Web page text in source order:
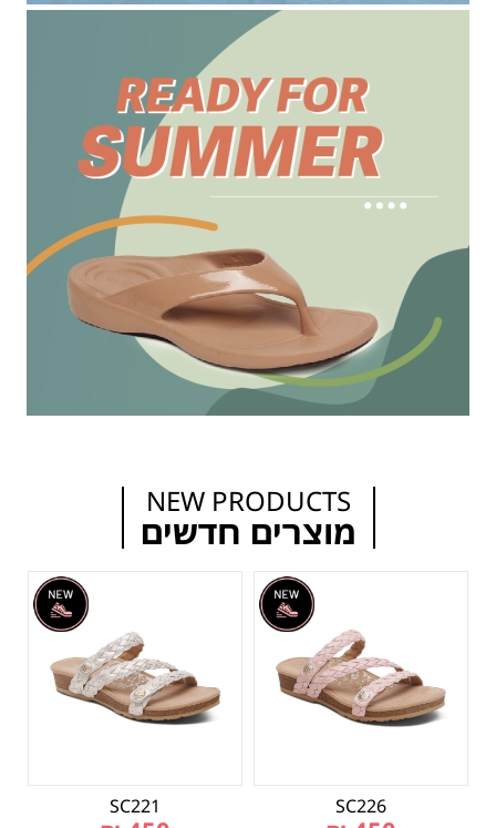
NEW PRODUCTS
מוצרים חדשים
SC226
SC221